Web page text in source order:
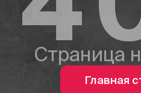
Страница
Главная